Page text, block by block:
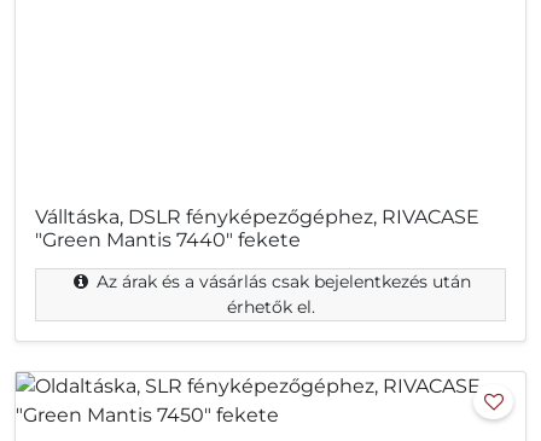
Válltáska, DSLR fényképezőgéphez, RIVACASE
"Green Mantis 7440" fekete
Az árak és a vásárlás csak bejelentkezés után
érhetők el.